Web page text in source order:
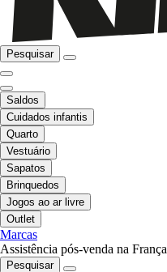
Pesquisar
Saldos
Cuidados infantis
Quarto
Vestuário
Sapatos
Brinquedos
Jogos ao ar livre
Outlet
Marcas
Assistência pós-venda na França
Pesquisar